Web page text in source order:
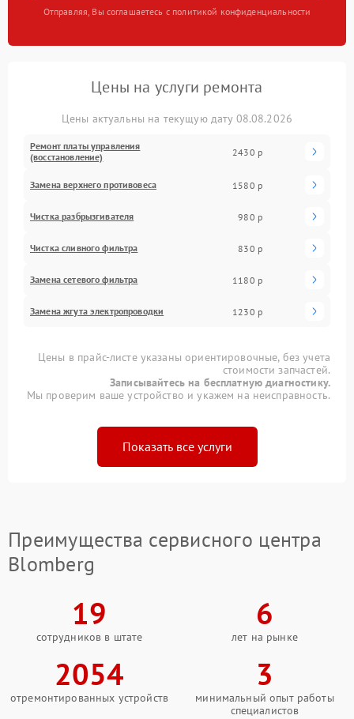
Отправляя, Вы соглашаетесь с политикой конфиденциальности
Цены на услуги ремонта
Цены актуальны на текущую дату 08.08.2026
Ремонт платы управления
(восстановление)
2430 р
Замена верхнего противовеса 1580 р
Чистка разбрызгивателя 980 р
Чистка сливного фильтра 830 р
Замена сетевого фильтра 1180 р
Замена жгута электропроводки 1230 р
Цены в прайс-листе указаны ориентировочные, без учета
стоимости запчастей.
Записывайтесь на бесплатную диагностику.
Мы проверим ваше устройство и укажем на неисправность.
Показать все услуги
Преимущества сервисного центра
Blomberg
19
сотрудников в штате
6
лет на рынке
2054
отремонтированных устройств
3
минимальный опыт работы
специалистов